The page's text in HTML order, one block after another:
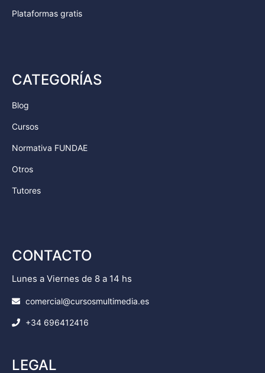
Plataformas gratis
CATEGORÍAS
Blog
Cursos
Normativa FUNDAE
Otros
Tutores
CONTACTO
Lunes a Viernes de 8 a 14 hs
comercial@cursosmultimedia.es
+34 696412416
LEGAL